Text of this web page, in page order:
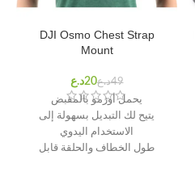
DJI Osmo Chest Strap
Mount
د.ع د.ع
يحمل أوزمو بالمقبض
يتيح لك التبديل بسهولة إلى
الاستخدام اليدوي
طول الخطاف والحلقة قابل